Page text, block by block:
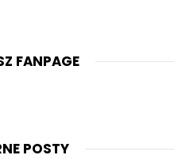
FANPAGE
POSTY